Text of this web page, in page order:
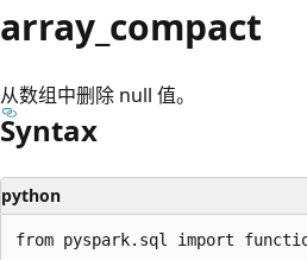
array_compact
从数组中删除 null 值。
Syntax
python
from pyspark.sql import